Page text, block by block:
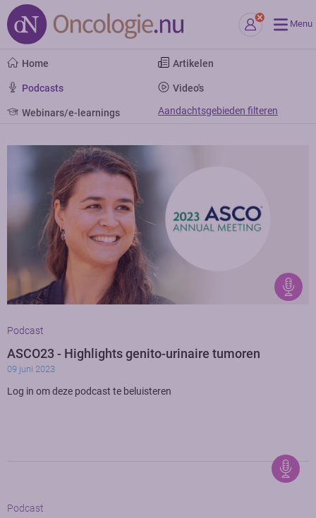
Menu
Home Artikelen
Podcasts Video's
Webinars/e-learnings Aandachtsgebieden filteren
Podcast
ASCO23 - Highlights genito-urinaire tumoren
09 juni 2023
Log in om deze podcast te beluisteren
Podcast